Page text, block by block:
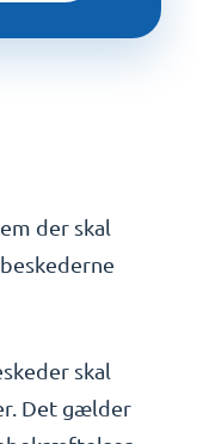
der skal
skal
Det gælder